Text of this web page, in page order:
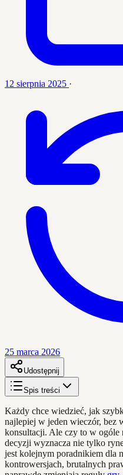
12 sierpnia 2025 ·
25 marca 2026
Udostępnij
Spis treści
Każdy chce wiedzieć, jak
najlepiej w jeden wieczór, bez
konsultacji. Ale czy to w
decyzji wyznacza nie tylko
jest kolejnym poradnikiem dla
kontrowersjach, brutalnych